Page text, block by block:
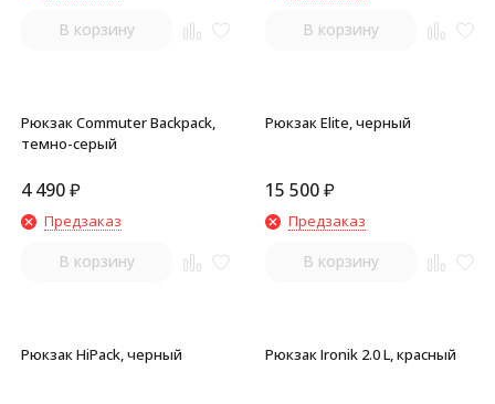
В корзину В корзину
Рюкзак Commuter Backpack,
темно-серый
4 490₽
Предзаказ
В корзину
Рюкзак Elite, черный
15 500₽
Предзаказ
В корзину
Рюкзак HiPack, черный Рюкзак Ironik 2.0 L, красный